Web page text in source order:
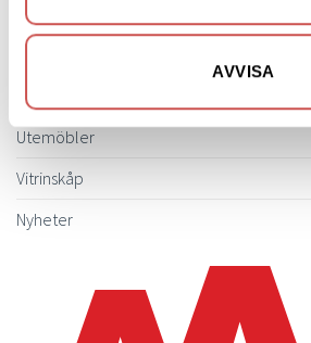
AVVISA
Sängar
TV-bänkar
Utemöbler
Vitrinskåp
Nyheter